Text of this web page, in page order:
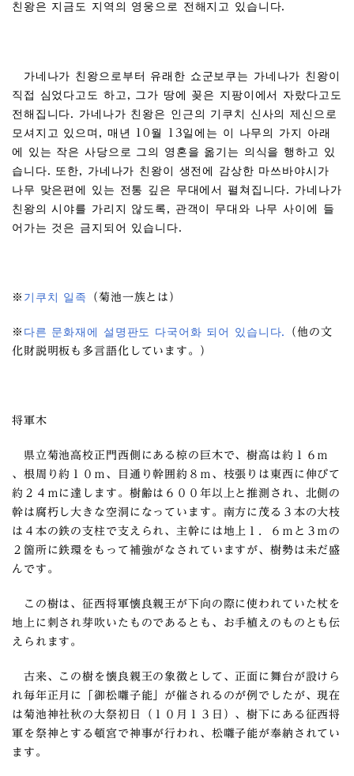
친왕은 지금도 지역의 영웅으로 전해지고 있습니다.
가네나가 친왕으로부터 유래한 쇼군보쿠는 가네나가 친왕이
직접 심었다고도 하고, 그가 땅에 꽂은 지팡이에서 자랐다고도
전해집니다. 가네나가 친왕은 인근의 기쿠치 신사의 제신으로
모셔지고 있으며, 매년 10월 13일에는 이 나무의 가지 아래
에 있는 작은 사당으로 그의 영혼을 옮기는 의식을 행하고 있
습니다. 또한, 가네나가 친왕이 생전에 감상한 마쓰바야시가
나무 맞은편에 있는 전통 깊은 무대에서 펼쳐집니다. 가네나가
친왕의 시야를 가리지 않도록, 관객이 무대와 나무 사이에 들
어가는 것은 금지되어 있습니다.
※ 기쿠치 일족 （菊池一族とは）
※ 다른 문화재에 설명판도 다국어화 되어 있습니다.
（他の文
化財説明板も多言語化しています。）
将軍木
県立菊池高校正門西側にある椋の巨木で、樹高は約１６ｍ
、根周り約１０ｍ、目通り幹囲約８ｍ、枝張りは東西に伸びて
約２４ｍに達します。樹齢は６００年以上と推測され、北側の
幹は腐朽し大きな空洞になっています。南方に茂る３本の大枝
は４本の鉄の支柱で支えられ、主幹には地上１．６ｍと３ｍの
２箇所に鉄環をもって補強がなされていますが、樹勢は未だ盛
んです。
この樹は、征西将軍懐良親王が下向の際に使われていた杖を
地上に刺され芽吹いたものであるとも、お手植えのものとも伝
えられます。
古来、この樹を懐良親王の象徴として、正面に舞台が設けら
れ毎年正月に「御松囃子能」が催されるのが例でしたが、現在
は菊池神社秋の大祭初日（１０月１３日）、樹下にある征西将
軍を祭神とする頓宮で神事が行われ、松囃子能が奉納されてい
ます。